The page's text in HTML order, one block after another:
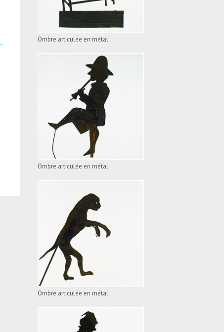
Ombre articulée en métal
OMBRE ARTICULÉE EN
MÉTAL
VOIR L'APPAREIL
Ombre articulée en métal
OMBRE ARTICULÉE EN
Ombre articulée en métal